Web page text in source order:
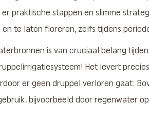
er praktische stappen en slimme
te laten floreren, zelfs tijdens
is van cruciaal belang
Het levert
er geen druppel verloren gaat.
bijvoorbeeld door regenwater